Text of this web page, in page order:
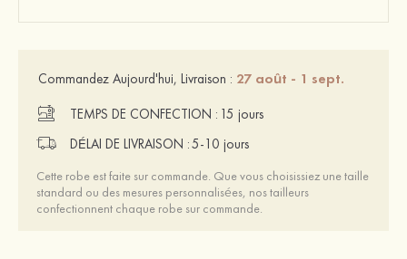
Commandez Aujourd'hui, Livraison : 27 août - 1 sept.
TEMPS DE CONFECTION : 15 jours
DÉLAI DE LIVRAISON :5-10 jours
Cette robe est faite sur commande. Que vous choisissiez une taille
standard ou des mesures personnalisées, nos tailleurs
confectionnent chaque robe sur commande.